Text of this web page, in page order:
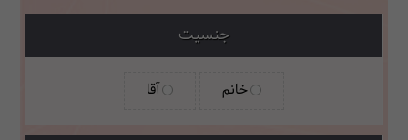
جنسیت
خانم آقا